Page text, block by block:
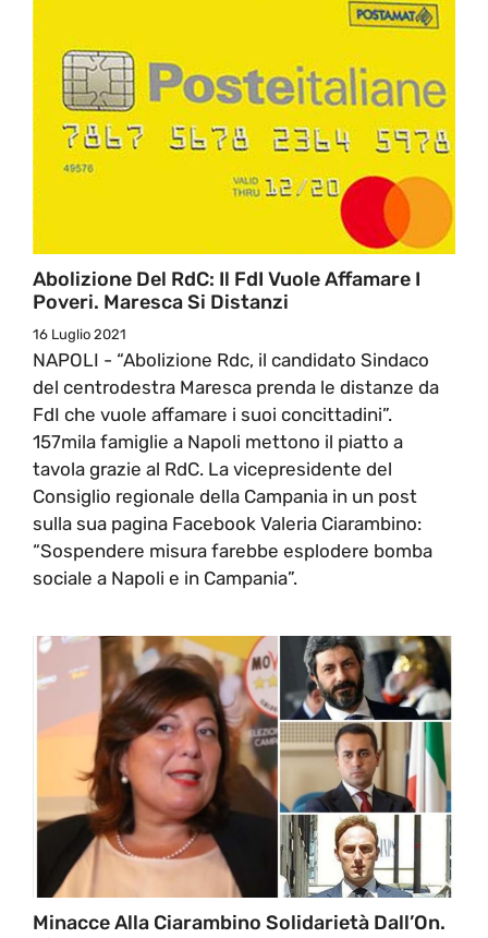
Abolizione Del RdC: Il FdI Vuole Affamare I
Poveri. Maresca Si Distanzi
16 Luglio 2021
NAPOLI - “Abolizione Rdc, il candidato Sindaco
del centrodestra Maresca prenda le distanze da
FdI che vuole affamare i suoi concittadini”.
157mila famiglie a Napoli mettono il piatto a
tavola grazie al RdC. La vicepresidente del
Consiglio regionale della Campania in un post
sulla sua pagina Facebook Valeria Ciarambino:
“Sospendere misura farebbe esplodere bomba
sociale a Napoli e in Campania”.
Minacce Alla Ciarambino Solidarietà Dall’On.